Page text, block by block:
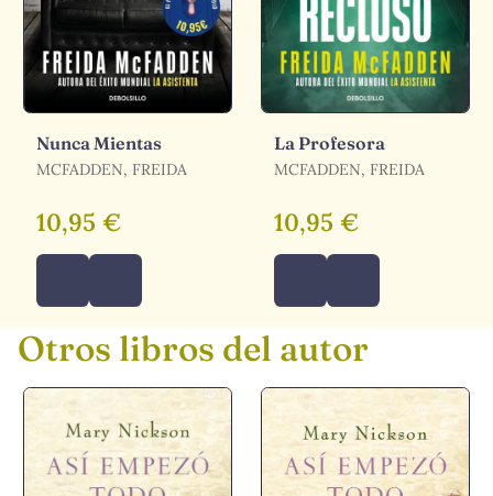
Nunca Mientas
MCFADDEN, FREIDA
10,95 €
La Profesora
MCFADDEN, FREIDA
10,95 €
Otros libros del autor